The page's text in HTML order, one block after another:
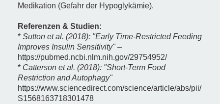
Medikation (Gefahr der Hypoglykämie).
Referenzen & Studien:
* Sutton et al. (2018): "Early Time-Restricted Feeding
Improves Insulin Sensitivity"–
https://pubmed.ncbi.nlm.nih.gov/29754952/
* Catterson et al. (2018): "Short-Term Food
Restriction and Autophagy"
https://www.sciencedirect.com/science/article/abs/pii/
S1568163718301478